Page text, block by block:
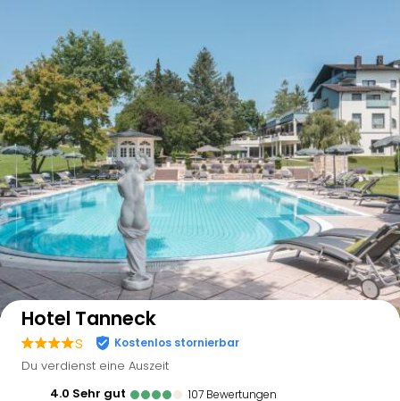
Auf der Karte anzeigen
Hotel Tanneck
s Kostenlos stornierbar
Du verdienst eine Auszeit
4.0
sehr gut 107 Bewertungen